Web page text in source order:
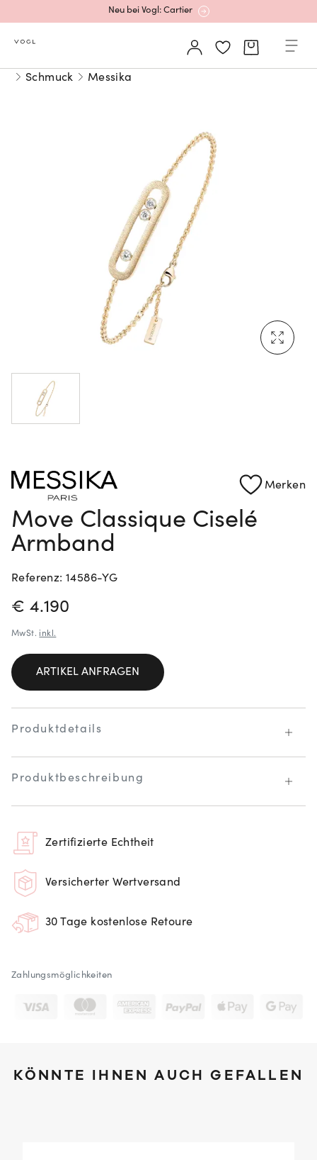
Neu bei Vogl: Cartier
Mehr erfahren: Ikonische Uhren von Cartier
Rolex Certified Pre-Owned entdecken
Neu bei Vogl: Uhren von Grand Seiko
Neu bei Vogl: Cartier
Mehr erfahren: Ikonische Uhren von Cartier
Schmuck Messika
Merken
Move Classique Ciselé
Armband
Referenz: 14586-YG
PREISINFORMATIONEN
€ 4.190
MwSt. inkl.
ARTIKEL ANFRAGEN
Produktdetails
Produktbeschreibung
Zertifizierte Echtheit
Versicherter Wertversand
30 Tage kostenlose Retoure
Zahlungsmöglichkeiten
KÖNNTE IHNEN AUCH GEFALLEN